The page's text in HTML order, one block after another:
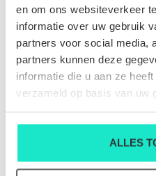
en om ons websiteverkeer
informatie over uw gebruik
partners voor social media,
partners kunnen deze
informatie die u aan ze
verzameld op basis van uw
ALLES
HEREN-SCHOEN VOILE
BLANCHE